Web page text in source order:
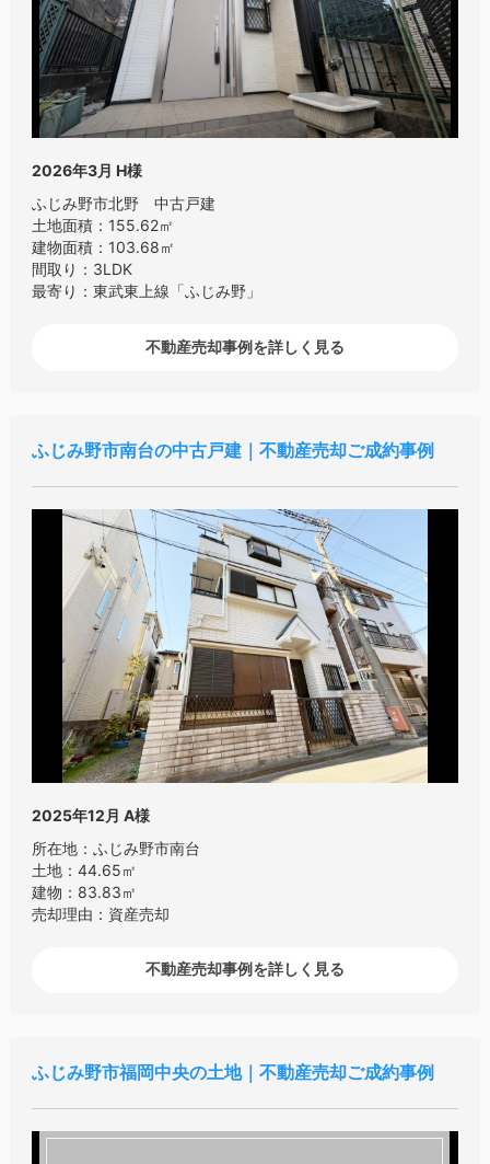
2026年3月 H様
ふじみ野市北野 中古戸建
土地面積：155.62㎡
建物面積：103.68㎡
間取り：3LDK
最寄り：東武東上線「ふじみ野」
不動産売却事例を詳しく見る
ふじみ野市南台の中古戸建｜不動産売却ご成約事例
2025年12月 A様
所在地：ふじみ野市南台
土地：44.65㎡
建物：83.83㎡
売却理由：資産売却
不動産売却事例を詳しく見る
ふじみ野市福岡中央の土地｜不動産売却ご成約事例